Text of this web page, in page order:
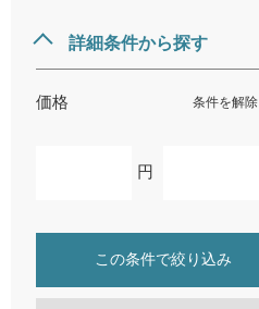
詳細条件から探す
価格 条件を解除
円
この条件で絞り込み